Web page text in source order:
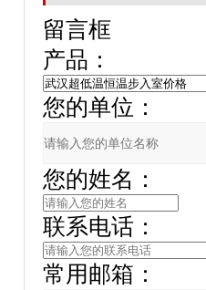
留言框
产品：
您的单位：
您的姓名：
联系电话：
常用邮箱：